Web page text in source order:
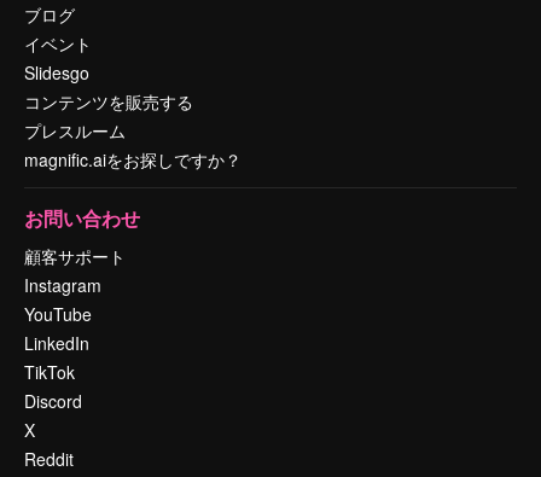
ブログ
イベント
Slidesgo
コンテンツを販売する
プレスルーム
magnific.aiをお探しですか？
お問い合わせ
顧客サポート
Instagram
YouTube
LinkedIn
TikTok
Discord
X
Reddit